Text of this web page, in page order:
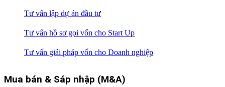
Tư vấn lập dự án đầu tư
Tư vấn hồ sơ gọi vốn cho Start Up
Tư vấn giải pháp vốn cho Doanh nghiệp
Mua bán & Sáp nhập (M&A)